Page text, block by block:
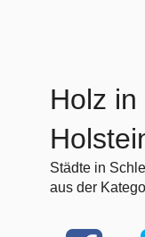
Holz
Städte in
aus der